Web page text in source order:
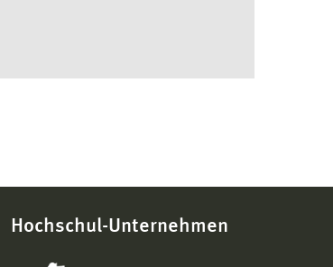
Hochschul-Unternehmen